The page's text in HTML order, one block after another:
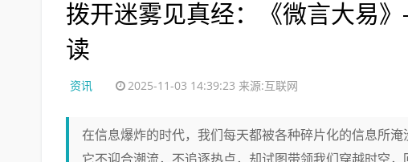
拨开迷雾见真经：《微言大易
读
资讯 2025-11-03 14:39:23 来源:互联网
在信息爆炸的时代，我们每天都被各种碎片化的信息所
它不迎合潮流，不追逐热点，却试图带领我们穿越时空